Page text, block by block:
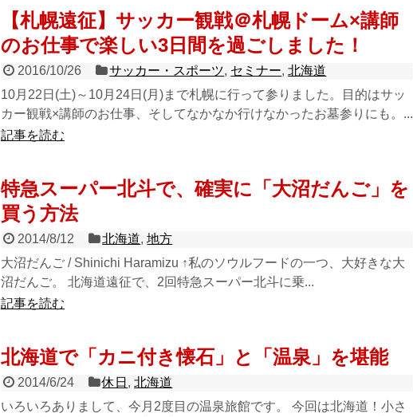
【札幌遠征】サッカー観戦＠札幌ドーム×講師
のお仕事で楽しい3日間を過ごしました！
2016/10/26 サッカー・スポーツ, セミナー,北海道
10月22日(土)～10月24日(月)まで札幌に行って参りました。目的はサッ
カー観戦×講師のお仕事、そしてなかなか行けなかったお墓参りにも。...
記事を読む
特急スーパー北斗で、確実に「大沼だんご」を
買う方法
2014/8/12 北海道,地方
大沼だんご / Shinichi Haramizu ↑私のソウルフードの一つ、大好きな大
沼だんご。 北海道遠征で、2回特急スーパー北斗に乗...
記事を読む
北海道で「カニ付き懐石」と「温泉」を堪能
2014/6/24 休日 ,北海道
いろいろありまして、今月2度目の温泉旅館です。 今回は北海道！小さ